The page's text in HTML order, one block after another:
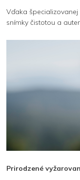
Vďaka
snímky čistotou a
Prirodzené